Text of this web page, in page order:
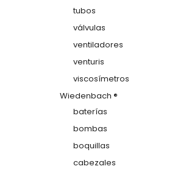
tubos
válvulas
ventiladores
venturis
viscosímetros
Wiedenbach ®
baterías
bombas
boquillas
cabezales